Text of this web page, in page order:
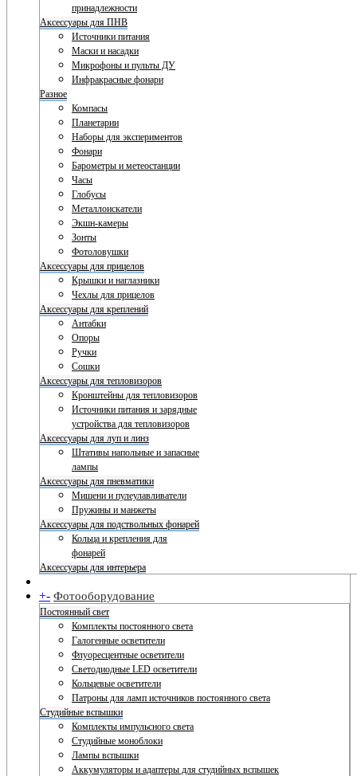
принадлежности
Аксессуары для ПНВ
Источники питания
Маски и насадки
Микрофоны и пульты ДУ
Инфракрасные фонари
Разное
Компасы
Планетарии
Наборы для экспериментов
Фонари
Барометры и метеостанции
Часы
Глобусы
Металлоискатели
Экшн-камеры
Зонты
Фотоловушки
Аксессуары для прицелов
Крышки и наглазники
Чехлы для прицелов
Аксессуары для креплений
Антабки
Опоры
Ручки
Сошки
Аксессуары для тепловизоров
Кронштейны для тепловизоров
Источники питания и зарядные
устройства для тепловизоров
Аксессуары для луп и линз
Штативы напольные и запасные
лампы
Аксессуары для пневматики
Мишени и пулеулавливатели
Пружины и манжеты
Аксессуары для подствольных фонарей
Кольца и крепления для
фонарей
Аксессуары для интерьера
+- Фотооборудование
Постоянный свет
Комплекты постоянного света
Галогенные осветители
Флуоресцентные осветители
Светодиодные LED осветители
Кольцевые осветители
Патроны для ламп источников постоянного света
Студийные вспышки
Комплекты импульсного света
Студийные моноблоки
Лампы вспышки
Аккумуляторы и адаптеры для студийных вспышек